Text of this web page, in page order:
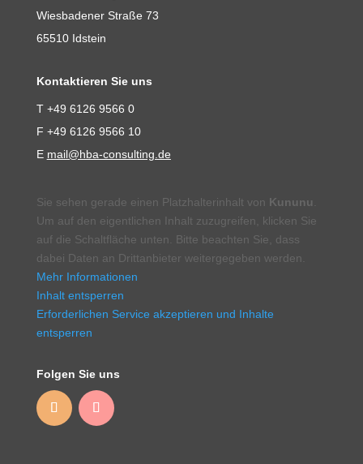
Wiesbadener Straße 73
65510 Idstein
Kontaktieren Sie uns
T +49 6126 9566 0
F +49 6126 9566 10
E mail@hba-consulting.de
Sie sehen gerade einen Platzhalterinhalt von Kununu
Um auf den eigentlichen Inhalt zuzugreifen, klicken Sie
auf die Schaltfläche unten. Bitte beachten Sie, dass
dabei Daten an Drittanbieter weitergegeben werden.
Mehr Informationen
Inhalt entsperren
Erforderlichen Service akzeptieren und Inhalte
entsperren
Folgen Sie uns